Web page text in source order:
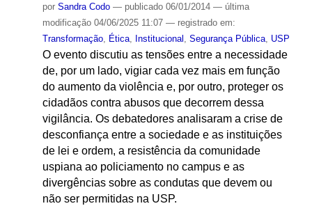
por Sandra Codo — publicado06/01/2014 — última
modificação04/06/2025 11:07 — registrado em:
Transformação, Ética, Institucional , Segurança Pública, USP
O evento discutiu as tensões entre a necessidade
de, por um lado, vigiar cada vez mais em função
do aumento da violência e, por outro, proteger os
cidadãos contra abusos que decorrem dessa
vigilância. Os debatedores analisaram a crise de
desconfiança entre a sociedade e as instituições
de lei e ordem, a resistência da comunidade
uspiana ao policiamento no campus e as
divergências sobre as condutas que devem ou
não ser permitidas na USP.